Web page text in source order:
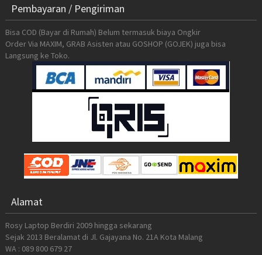
Pembayaran / Pengiriman
Bisa COD (Bayar di Rumah) Belum termasuk biaya Ongkir
Order Via MAXIM, GRAB Asisten atau GOSHOP (GOJEK) juga bisa
Langsung ke Toko.
Alamat
Rosy Laptop Berdiri 2009 hingga sekarang
Sejak 2013 Beralamat di Jl. Gajayana No. 21A Kota Malang
WA : 089 800 679 27